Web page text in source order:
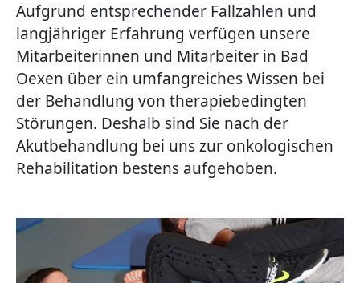
Aufgrund entsprechender Fallzahlen und
langjähriger Erfahrung verfügen unsere
Mitarbeiterinnen und Mitarbeiter in Bad
Oexen über ein umfangreiches Wissen bei
der Behandlung von therapiebedingten
Störungen. Deshalb sind Sie nach der
Akutbehandlung bei uns zur onkologischen
Rehabilitation bestens aufgehoben.